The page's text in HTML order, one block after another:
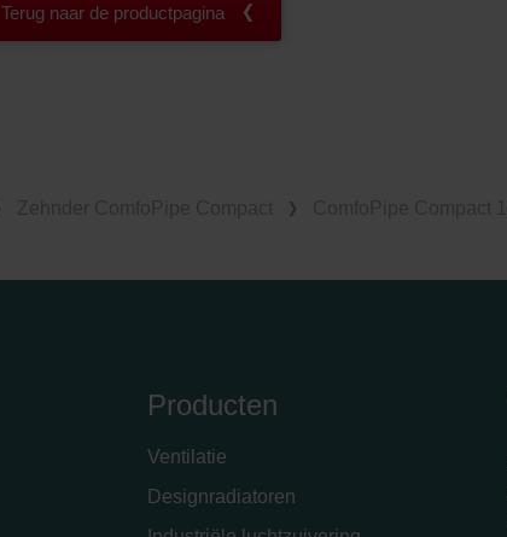
Terug naar de productpagina
Producten
Ventilatie
Designradiatoren